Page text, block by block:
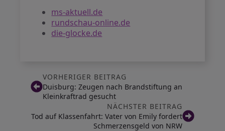
ms-aktuell.de
rundschau-online.de
die-glocke.de
VORHERIGER BEITRAG
Duisburg: Zeugen nach Brandstiftung an
Kleinkraftrad gesucht
NÄCHSTER BEITRAG
Tod auf Klassenfahrt: Vater von Emily fordert
Schmerzensgeld von NRW